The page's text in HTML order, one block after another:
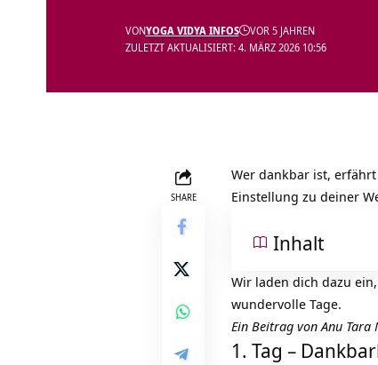
ZULETZT AKTUALISIERT: 4. MÄRZ 2026 10:56
VONYOGA VIDYA INFOS VOR 5 JAHREN
SHARE
Wer dankbar ist,
Einstellung zu deiner
Inhalt
Wir laden dich dazu
wundervolle Tage.
Ein Beitrag von Anu Tara
1. Tag –